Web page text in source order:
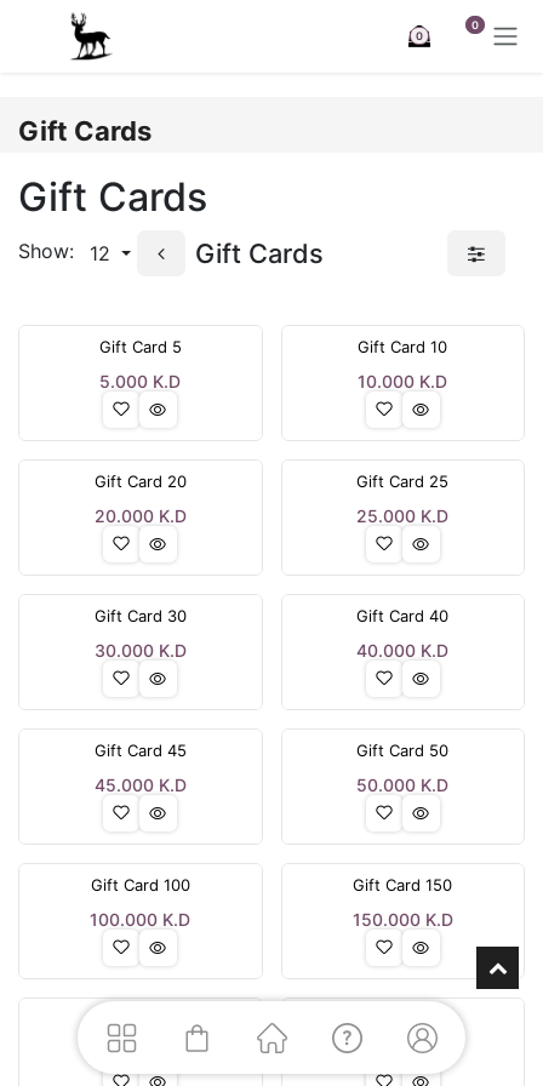
Skip to Content
0
0
Gift Cards
Gift Cards
Show: 12 Gift Cards
Gift Card 5
5.000 K.D
Gift Card 10
10.000 K.D
Gift Card 20
20.000K.D
Gift Card 25
25.000 K.D
Gift Card 30
30.000K.D
Gift Card 40
40.000 K.D
Gift Card 45
45.000K.D
Gift Card 50
50.000 K.D
Gift Card 100
100.000 K.D
Gift Card 150
150.000K.D
Gift Card 200
200.000 K.D
Gift Card 250
250.000K.D